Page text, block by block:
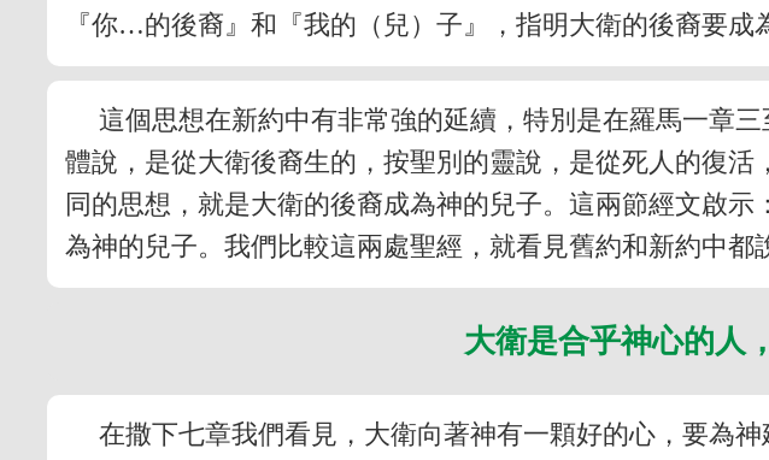
『你…的後裔』和『我的（兒）子』，指明大衛的後裔要成
這個思想在新約中有非常強的延續，特別是在羅馬一章
體說，是從大衛後裔生的，按聖別的靈說，是從死人的復
同的思想，就是大衛的後裔成為神的兒子。這兩節經文啟
為神的兒子。我們比較這兩處聖經，就看見舊約和新約中都
大衛是合乎神心的人
在撒下七章我們看見，大衛向著神有一顆好的心，要為